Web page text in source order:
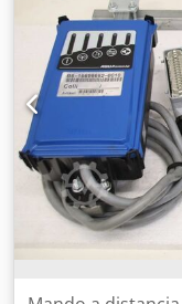
tipo GM3 –
elevación principal:
1,3 m/min -
Abus S11148 34/
mm - Dimensiones:
eléctricos: cable de
transporte: 450/780/